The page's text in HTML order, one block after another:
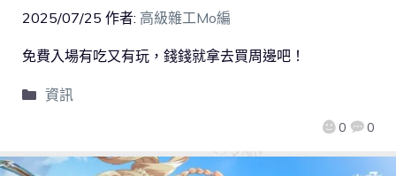
2025/07/25 作者: 高級雜工Mo編
0 0
免費入場有吃又有玩，錢錢就拿去買周邊吧！
資訊